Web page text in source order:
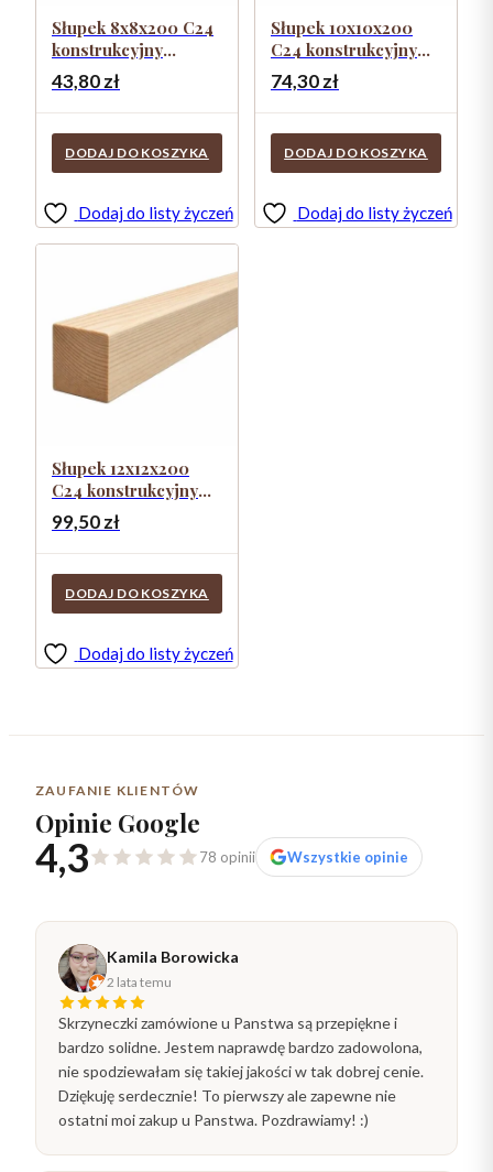
Słupek 8x8x200 C24
konstrukcyjny
kantówka
43,80zł
DODAJ DO KOSZYKA
Dodaj do listy życzeń
Słupek 10x10x200
C24 konstrukcyjny
kantówka
74,30zł
DODAJ DO KOSZYKA
Dodaj do listy życzeń
Słupek 12x12x200
C24 konstrukcyjny
kantówka
99,50zł
DODAJ DO KOSZYKA
Dodaj do listy życzeń
ZAUFANIE KLIENTÓW
Opinie Google
4,3 78 opinii Wszystkie opinie
Kamila Borowicka
2 lata temu
Skrzyneczki zamówione u Panstwa są przepiękne i
bardzo solidne. Jestem naprawdę bardzo zadowolona,
nie spodziewałam się takiej jakości w tak dobrej cenie.
Dziękuję serdecznie! To pierwszy ale zapewne nie
ostatni moi zakup u Panstwa. Pozdrawiamy! :)